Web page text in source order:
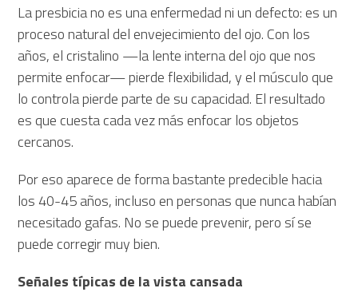
La presbicia no es una enfermedad ni un defecto: es un
proceso natural del envejecimiento del ojo. Con los
años, el cristalino —la lente interna del ojo que nos
permite enfocar— pierde flexibilidad, y el músculo que
lo controla pierde parte de su capacidad. El resultado
es que cuesta cada vez más enfocar los objetos
cercanos.
Por eso aparece de forma bastante predecible hacia
los 40-45 años, incluso en personas que nunca habían
necesitado gafas. No se puede prevenir, pero sí se
puede corregir muy bien.
Señales típicas de la vista cansada